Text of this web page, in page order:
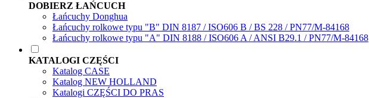
DOBIERZ ŁAŃCUCH
Łańcuchy Donghua
Łańcuchy rolkowe typu "B" DIN 8187 / ISO606 B / BS 228 / PN77/M-84168
Łańcuchy rolkowe typu "A" DIN 8188 / ISO606 A / ANSI B29.1 / PN77/M-84168
KATALOGI CZĘŚCI
Katalog CASE
Katalog NEW HOLLAND
Katalogi CZĘŚCI DO PRAS